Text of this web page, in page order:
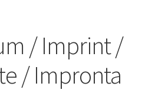
/ Imprint /
/ Impronta